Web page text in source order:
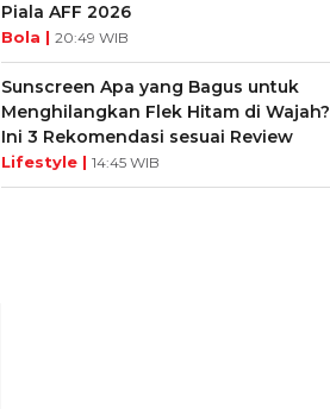
Piala AFF 2026
Bola | 20:49 WIB
Sunscreen Apa yang Bagus untuk
Menghilangkan Flek Hitam di Wajah?
Ini 3 Rekomendasi sesuai Review
Lifestyle | 14:45 WIB